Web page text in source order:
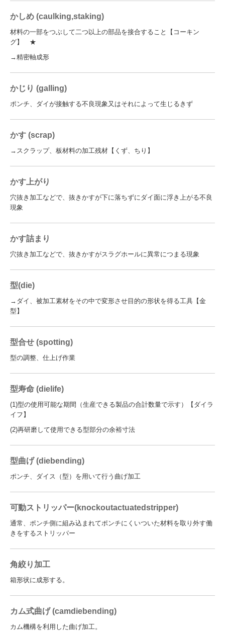
かしめ (caulking,staking)
材料の一部をつぶして二つ以上の部品を接合すること【コーキン
グ】 ★
→精密軸成形
かじり (galling)
ポンチ、ダイが接触する不良現象又はそれによって生じるきず
かす (scrap)
→スクラップ、板材料の加工残材【くず、ちり】
かす上がり
穴抜き加工などで、抜きかすが下に落ちずにダイ面に浮き上がる不良
現象
かす詰まり
穴抜き加工などで、抜きかすがスラグホールに異常につまる現象
型(die)
→ダイ、被加工素材をその中で変形させ目的の形状を得る工具【金
型】
型合せ (spotting)
型の調整、仕上げ作業
型寿命 (dielife)
(1)型の使用可能な期間（生産できる製品の合計数量で示す）【ダイラ
イフ】
(2)再研磨して使用できる型部分の余裕寸法
型曲げ (diebending)
ポンチ、ダイス（型）を用いて行う曲げ加工
可動ストリッパー(knockoutactuatedstripper)
通常、ポンチ側に組み込まれてポンチにくいついた材料を取り外す働
きをするストリッパー
角絞り加工
箱形状に成形する。
カム式曲げ (camdiebending)
カム機構を利用した曲げ加工。